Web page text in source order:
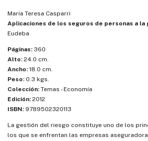
María Teresa Casparri
Aplicaciones de los seguros de personas a
Eudeba
Páginas: 360
Alto: 24.0 cm.
Ancho: 18.0 cm.
Peso: 0.3 kgs.
Colección: Temas - Economía
Edición: 2012
ISBN: 9789502320113
La gestión del riesgo constituye uno de los
los que se enfrentan las empresas